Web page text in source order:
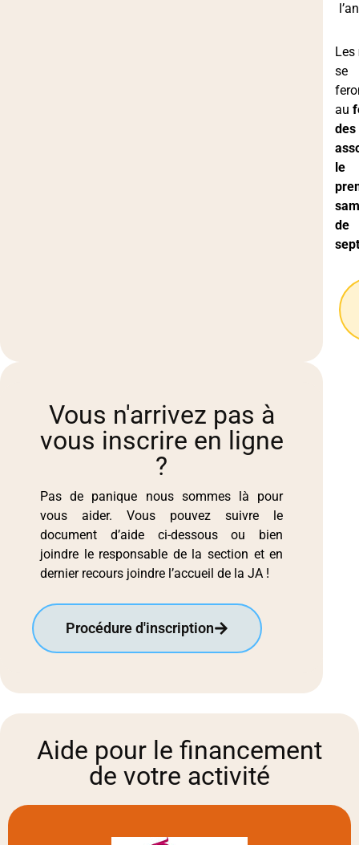
Les
se
au
des
le
de
Vous n'arrivez pas à
vous inscrire en ligne
?
Pas de panique nous sommes là pour
vous aider. Vous pouvez suivre le
document d’aide ci-dessous ou bien
joindre le responsable de la section et en
dernier recours joindre l’accueil de la JA !
Procédure d'inscription
Aide pour le financement
de votre activité